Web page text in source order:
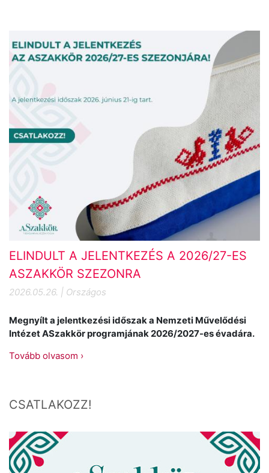
ELINDULT A JELENTKEZÉS A 2026/27-ES
ASZAKKÖR SZEZONRA
2026.05.26. | Országos
Megnyílt a jelentkezési időszak a Nemzeti Művelődési
Intézet ASzakkör programjának 2026/2027-es évadára.
Tovább olvasom ›
CSATLAKOZZ!